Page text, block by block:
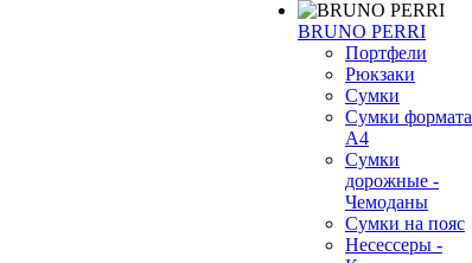
BRUNO PERRI
Портфели
Рюкзаки
Сумки
Сумки формата
А4
Сумки
дорожные -
Чемоданы
Сумки на пояс
Несессеры -